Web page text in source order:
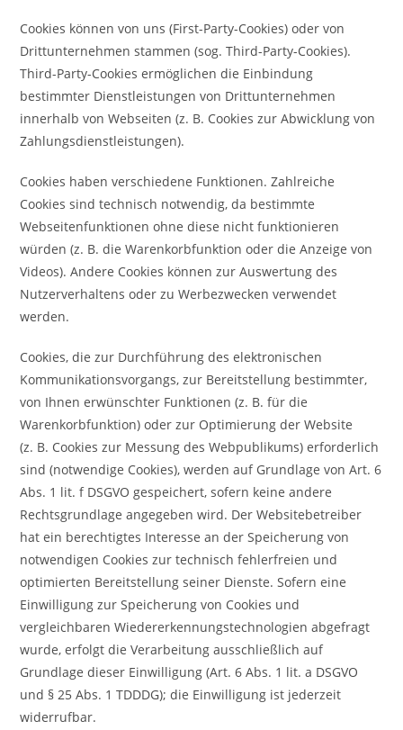
Cookies können von uns (First-Party-Cookies) oder von
Drittunternehmen stammen (sog. Third-Party-Cookies).
Third-Party-Cookies ermöglichen die Einbindung
bestimmter Dienstleistungen von Drittunternehmen
innerhalb von Webseiten (z. B. Cookies zur Abwicklung von
Zahlungsdienstleistungen).
Cookies haben verschiedene Funktionen. Zahlreiche
Cookies sind technisch notwendig, da bestimmte
Webseitenfunktionen ohne diese nicht funktionieren
würden (z. B. die Warenkorbfunktion oder die Anzeige von
Videos). Andere Cookies können zur Auswertung des
Nutzerverhaltens oder zu Werbezwecken verwendet
werden.
Cookies, die zur Durchführung des elektronischen
Kommunikationsvorgangs, zur Bereitstellung bestimmter,
von Ihnen erwünschter Funktionen (z. B. für die
Warenkorbfunktion) oder zur Optimierung der Website
(z. B. Cookies zur Messung des Webpublikums) erforderlich
sind (notwendige Cookies), werden auf Grundlage von Art. 6
Abs. 1 lit. f DSGVO gespeichert, sofern keine andere
Rechtsgrundlage angegeben wird. Der Websitebetreiber
hat ein berechtigtes Interesse an der Speicherung von
notwendigen Cookies zur technisch fehlerfreien und
optimierten Bereitstellung seiner Dienste. Sofern eine
Einwilligung zur Speicherung von Cookies und
vergleichbaren Wiedererkennungstechnologien abgefragt
wurde, erfolgt die Verarbeitung ausschließlich auf
Grundlage dieser Einwilligung (Art. 6 Abs. 1 lit. a DSGVO
und § 25 Abs. 1 TDDDG); die Einwilligung ist jederzeit
widerrufbar.